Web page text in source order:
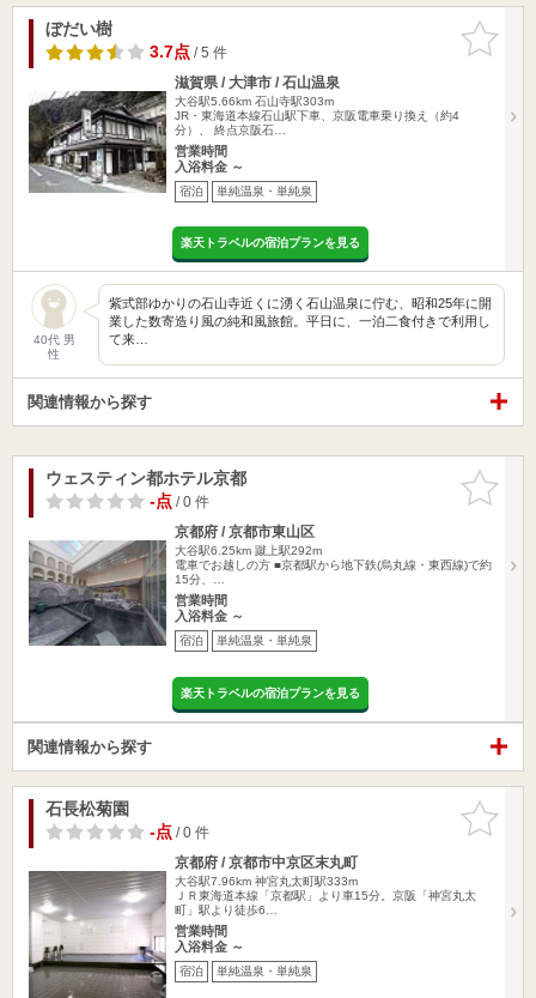
お気に入
りに追加
ぼだい樹
3.7点/ 5 件
滋賀県 / 大津市 / 石山温泉
大谷駅5.66km 石山寺駅303m
JR・東海道本線石山駅下車、京阪電車乗り換え（約4
分）、 終点京阪石…
営業時間
入浴料金 ～
宿泊 単純温泉・単純泉
楽天トラベルの宿泊プランを見る
40代 男
性
紫式部ゆかりの石山寺近くに湧く石山温泉に佇む、昭和25年に開
業した数寄造り風の純和風旅館。平日に、一泊二食付きで利用し
て来…
関連情報から探す
お気に入
りに追加
ウェスティン都ホテル京都
-点/ 0 件
京都府 / 京都市東山区
大谷駅6.25km 蹴上駅292m
電車でお越しの方 ■京都駅から地下鉄(烏丸線・東西線)で約
15分、…
営業時間
入浴料金 ～
宿泊 単純温泉・単純泉
楽天トラベルの宿泊プランを見る
関連情報から探す
お気に入
りに追加
石長松菊園
-点/ 0 件
京都府 / 京都市中京区末丸町
大谷駅7.96km 神宮丸太町駅333m
ＪＲ東海道本線「京都駅」より車15分。京阪「神宮丸太
町」駅より徒歩6…
営業時間
入浴料金 ～
宿泊 単純温泉・単純泉